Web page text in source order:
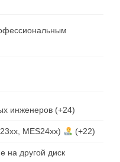
инженеров +24
MES24xx) +22
на другой диск